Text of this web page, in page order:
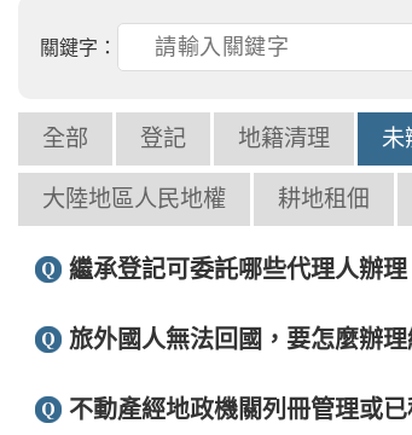
關鍵字：
全部 登記 地籍清理 未
大陸地區人民地權 耕地租佃
繼承登記可委託哪些代理人辦理
旅外國人無法回國，要怎麼辦理
不動產經地政機關列冊管理或